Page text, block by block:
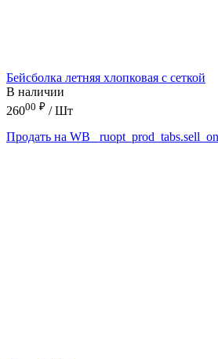
Бейсболка летняя хлопковая с сеткой
В наличии
26000 ₽ / Шт
Продать на WB